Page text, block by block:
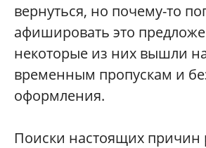
вернуться, но почему-то
афишировать это
некоторые из них вышли
временным пропускам и
оформления.
Поиски настоящих причин